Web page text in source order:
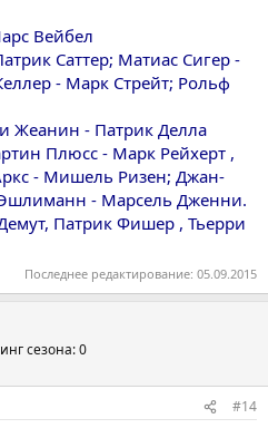
Вейбел
Саттер; Матиас Сигер -
- Марк Стрейт; Рольф
Жеанин - Патрик Делла
Плюсс - Марк Рейхерт ,
- Мишель Ризен; Джан-
- Марсель Дженни.
Патрик Фишер , Тьерри
Последнее редактирование: 05.09.2015
сезона: 0
#14